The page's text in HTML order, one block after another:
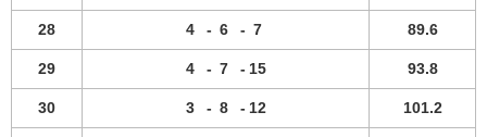
28 4 - 6 - 7 89.6
29 4 - 7 - 15 93.8
30 3 - 8 - 12 101.2